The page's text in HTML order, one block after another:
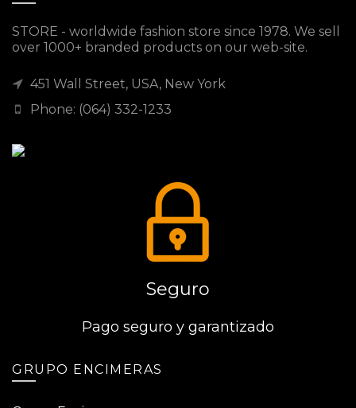
STORE - worldwide fashion store since 1978. We sell
over 1000+ branded products on our web-site.
451 Wall Street, USA, New York
Phone: (064) 332-1233
Seguro
Pago seguro y garantizado
GRUPO ENCIMERAS